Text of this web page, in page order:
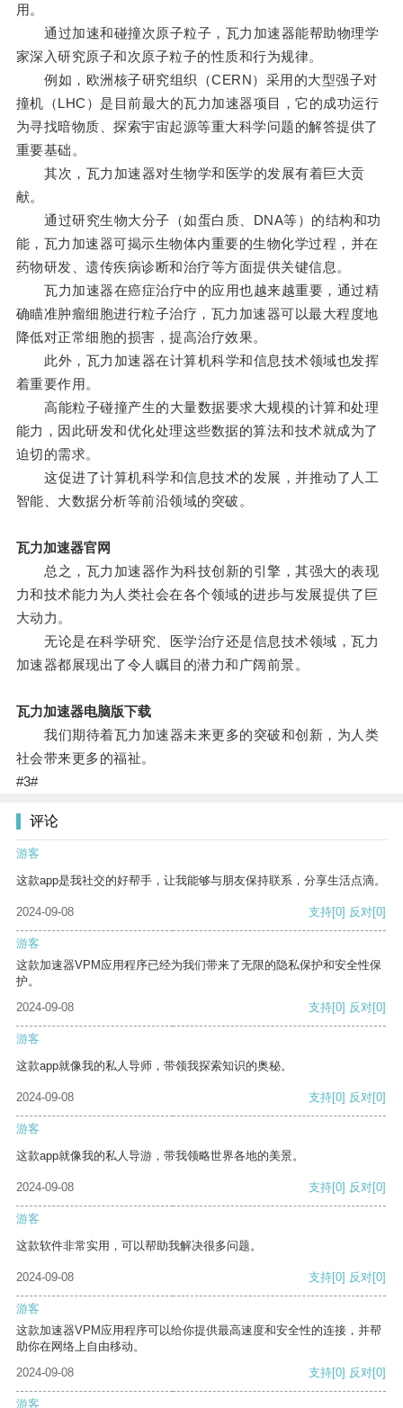
用。
通过加速和碰撞次原子粒子，瓦力加速器能帮助物理学
家深入研究原子和次原子粒子的性质和行为规律。
例如，欧洲核子研究组织（CERN）采用的大型强子对
撞机（LHC）是目前最大的瓦力加速器项目，它的成功运行
为寻找暗物质、探索宇宙起源等重大科学问题的解答提供了
重要基础。
其次，瓦力加速器对生物学和医学的发展有着巨大贡
献。
通过研究生物大分子（如蛋白质、DNA等）的结构和功
能，瓦力加速器可揭示生物体内重要的生物化学过程，并在
药物研发、遗传疾病诊断和治疗等方面提供关键信息。
瓦力加速器在癌症治疗中的应用也越来越重要，通过精
确瞄准肿瘤细胞进行粒子治疗，瓦力加速器可以最大程度地
降低对正常细胞的损害，提高治疗效果。
此外，瓦力加速器在计算机科学和信息技术领域也发挥
着重要作用。
高能粒子碰撞产生的大量数据要求大规模的计算和处理
能力，因此研发和优化处理这些数据的算法和技术就成为了
迫切的需求。
这促进了计算机科学和信息技术的发展，并推动了人工
智能、大数据分析等前沿领域的突破。
瓦力加速器官网
总之，瓦力加速器作为科技创新的引擎，其强大的表现
力和技术能力为人类社会在各个领域的进步与发展提供了巨
大动力。
无论是在科学研究、医学治疗还是信息技术领域，瓦力
加速器都展现出了令人瞩目的潜力和广阔前景。
瓦力加速器电脑版下载
我们期待着瓦力加速器未来更多的突破和创新，为人类
社会带来更多的福祉。
#3#
评论
游客
这款app是我社交的好帮手，让我能够与朋友保持联系，分享生活点滴。
2024-09-08 支持[0] 反对[0]
游客
这款加速器VPM应用程序已经为我们带来了无限的隐私保护和安全性保
护。
2024-09-08
支持[0] 反对[0]
游客
这款app就像我的私人导师，带领我探索知识的奥秘。
2024-09-08 支持[0] 反对[0]
游客
这款app就像我的私人导游，带我领略世界各地的美景。
2024-09-08 支持[0] 反对[0]
游客
这款软件非常实用，可以帮助我解决很多问题。
2024-09-08 支持[0] 反对[0]
游客
这款加速器VPM应用程序可以给你提供最高速度和安全性的连接，并帮
助你在网络上自由移动。
2024-09-08
支持[0] 反对[0]
游客